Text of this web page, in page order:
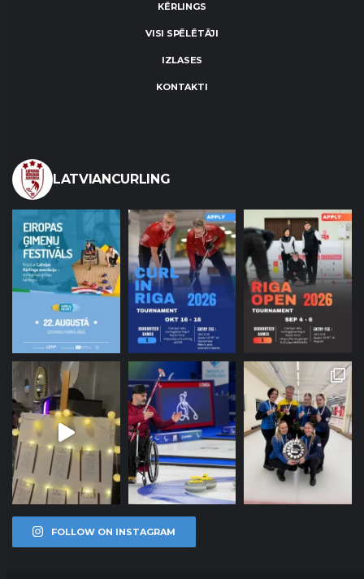
KĒRLINGS
VISI SPĒLĒTĀJI
IZLASES
KONTAKTI
LATVIANCURLING
FOLLOW ON INSTAGRAM